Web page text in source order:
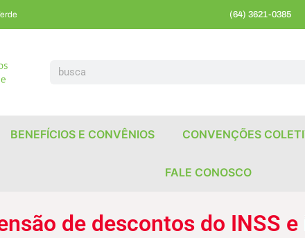
(64) 3621-0385
BENEFÍCIOS E CONVÊNIOS CONVENÇÕES
FALE CONOSCO
de descontos do INSS